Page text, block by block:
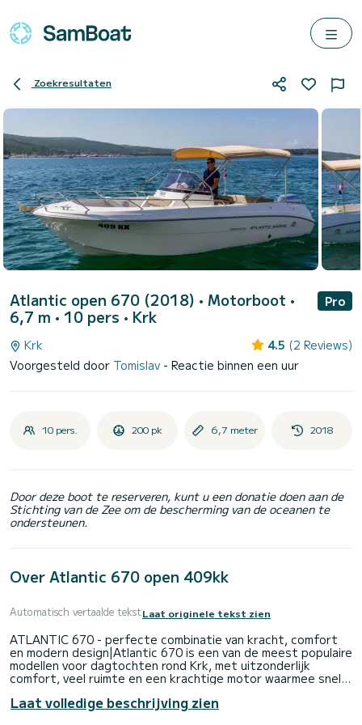
Zoekresultaten
Atlantic open 670 (2018) • Motorboot •
6,7 m • 10 pers • Krk
Pro
Krk 4.5 (2 Reviews)
Voorgesteld door Tomislav - Reactie binnen een uur
10 pers. 200 pk 6,7 meter 2018
Door deze boot te reserveren, kunt u een donatie doen aan de
Stichting van de Zee om de bescherming van de oceanen te
ondersteunen.
Over Atlantic 670 open 409kk
Automatisch vertaalde tekstLaat originele tekst zien
ATLANTIC 670 - perfecte combinatie van kracht, comfort
en modern design|Atlantic 670 is een van de meest populaire
modellen voor dagtochten rond Krk, met uitzonderlijk
comfort, veel ruimte en een krachtige motor waarmee snel
zeewaardigheid en slimme indeling maken het een ideale
keuze voor gezinnen, koppels en groepen die een volledige
Laat volledige beschrijving zien